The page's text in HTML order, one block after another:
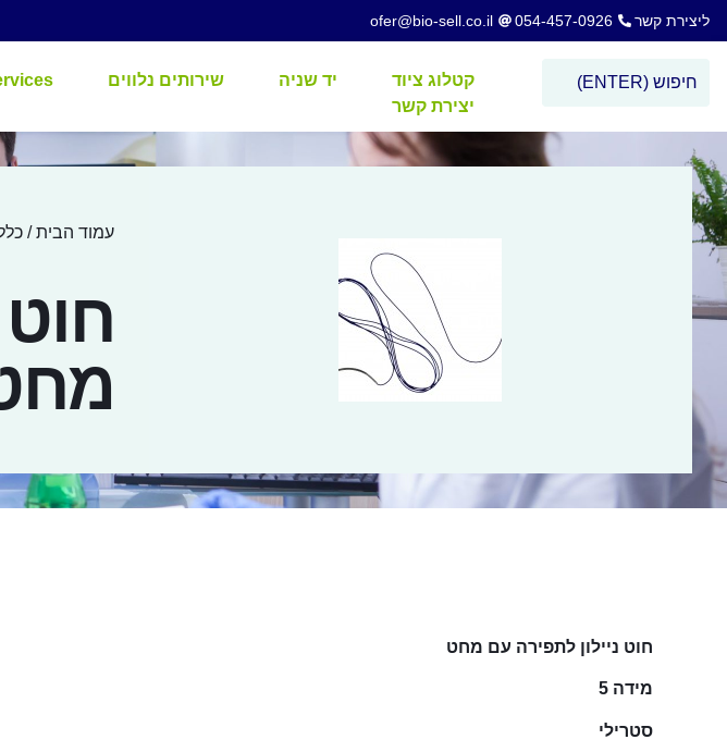
ליצירת קשר 054-457-0926
ofer@bio-sell.co.il
קטלוג ציוד יד שניה שירותים נלווים
יצירת קשר
עמוד הבית/
חוט ניילון לתפירה עם מחט
מידה 5
סטרילי